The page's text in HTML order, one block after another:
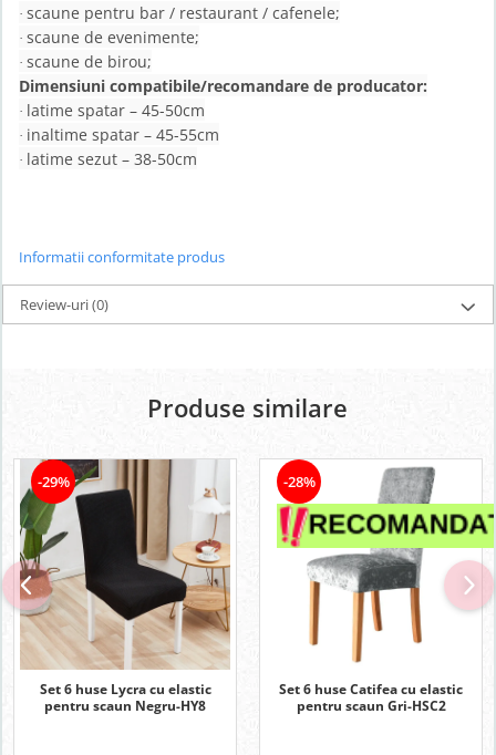
·scaune pentru bar / restaurant / cafenele;
·scaune de evenimente;
·scaune de birou;
Dimensiuni compatibile/recomandare de producator:
· latime spatar – 45-50cm
· inaltime spatar – 45-55cm
· latime sezut – 38-50cm
Informatii conformitate produs
Review-uri(0)
Produse similare
-29%
Set 6 huse Lycra cu elastic
pentru scaun Negru-HY8
-28%
Set 6 huse Catifea cu elastic
pentru scaun Gri-HSC2